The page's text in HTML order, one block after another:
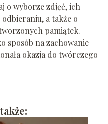
o wyborze zdjęć, ich
a także o
pamiątek.
sposób na zachowanie
okazja do twórczego